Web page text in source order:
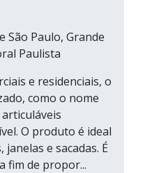
São Paulo, Grande
Paulista
e residenciais, o
como o nome
O produto é ideal
e sacadas. É
fim de propor...